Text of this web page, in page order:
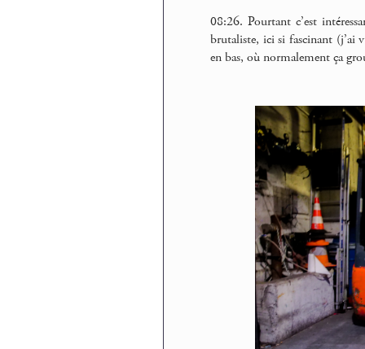
08:26. Pourtant c’est
brutaliste, ici si fascinant (j’ai
en bas, où normalement ça